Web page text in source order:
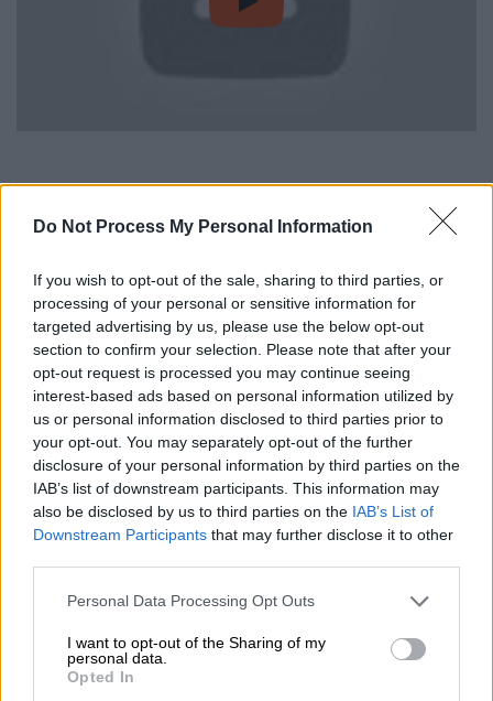
Do Not Process My Personal Information
If you wish to opt-out of the sale, sharing to third parties, or
processing of your personal or sensitive information for
targeted advertising by us, please use the below opt-out
section to confirm your selection. Please note that after your
opt-out request is processed you may continue seeing
interest-based ads based on personal information utilized by
us or personal information disclosed to third parties prior to
your opt-out. You may separately opt-out of the further
disclosure of your personal information by third parties on the
IAB’s list of downstream participants. This information may
also be disclosed by us to third parties on the IAB’s List of
Downstream Participants that may further disclose it to other
Please note that this website/app uses one or more Google
not limited to your visit or usage behaviour. You may click to
grant or deny consent to Google and its third-party tags to
use your data for below specified purposes in below Google
Personal Data Processing Opt Outs
I want to opt-out of the Sharing of my
personal data.
Opted In
video
Το ρωτήσαμε πως το μυαλό του μπήκε στη
λογική της πατέντας με το φερμουάρ και μας
είπε: «Τα μαγαζιά μας από τη μία μέρα στην
άλλη έκλεισαν. Μέσα στην καραντίνα δεν
δούλευαν καλά. Κάναμε μόνο ντιλίβερι. Εχω
12 άτομα προσωπικό. Νύχτα μέρα σκέφτομαι
τι πρέπει να κάνουμε για να αποκτήσουμε
την εμπιστοσύνη των πελατών μας. Δίπλα
στο μαγαζί είναι μία μοδίστρα από την
Πολωνία που είναι φίλη της γυναίκας μου.
Της ζήτησα να μου φτιάξει μία χειροποίητη
μάσκα με φερμουάρ για να μπορώ να τρώω
και να πίνω τη μπύρα μου. Σκέφτηκα πως
αυτό που θέλω εγώ το θέλουν και οι